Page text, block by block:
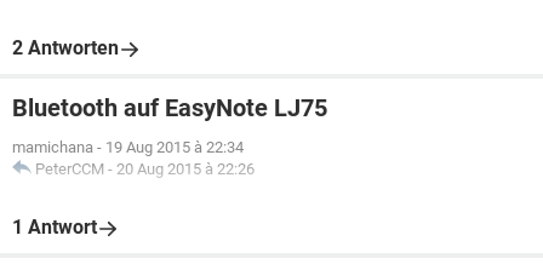
2 Antworten
Bluetooth auf EasyNote LJ75
mamichana - 19 Aug 2015 à 22:34
PeterCCM - 20 Aug 2015 à 22:26
1 Antwort